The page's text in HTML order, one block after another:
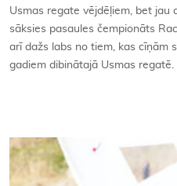
Usmas regate vējdēļiem, bet jau
sāksies pasaules čempionāts
arī dažs labs no tiem, kas cīņām
gadiem dibinātajā Usmas